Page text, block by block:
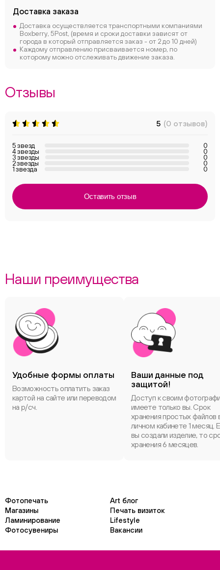
Доставка заказа
Доставка осуществляется транспортными компаниями
Boxberry, 5Post, (время и сроки доставки зависят от
города в который отправляется заказ - от 2 до 10 дней)
Каждому отправлению присваивается номер, по
которому можно отслеживать движение заказа.
Отзывы
5 (0 отзывов)
5 звезд 0
4 звезды 0
3 звезды 0
2 звезды 0
1 звезда 0
Оставить отзыв
Наши преимущества
Удобные формы оплаты
Возможность оплатить заказ
картой на сайте или переводом
на р/сч.
Ваши данные под
защитой!
Доступ к своим
имеете только вы. Срок
хранения простых файлов
личном кабинете 1 месяц.
вы создали изделие, то
хранения 6 месяцев.
Фотопечать
Art блог
Магазины
Печать визиток
Ламинирование
Lifestyle
Фотосувениры
Вакансии